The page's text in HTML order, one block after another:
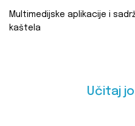
Multimedijske aplikacije i
kaštela
Učitaj